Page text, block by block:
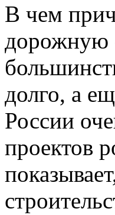
В чем
дорожную
долго, а
России
проектов